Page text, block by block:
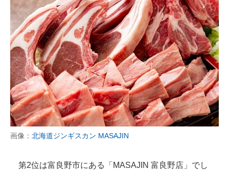
画像： 北海道ジンギスカン MASAJIN
第2位は富良野市にある「MASAJIN 富良野店」でし